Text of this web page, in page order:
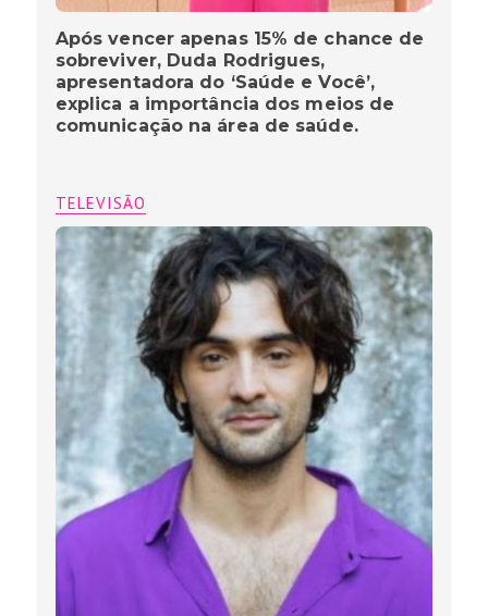
Após vencer apenas 15% de chance de
sobreviver, Duda Rodrigues,
apresentadora do ‘Saúde e Você’,
explica a importância dos meios de
comunicação na área de saúde.
TELEVISÃO